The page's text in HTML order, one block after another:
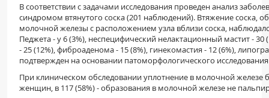
В соответствии с задачами исследования проведен анализ
синдромом втянутого соска (201 наблюдений). Втяжение соска,
молочной железы с расположением узла вблизи соска,
Педжета - у 6 (3%), неспецифический нелактационный мастит - 30
- 25 (12%), фиброаденома - 15 (8%), гинекомастия - 12 (6%),
подтвержден на основании патоморфологического
При клиническом обследовании уплотнение в молочной железе
женщин, в 117 (58%) - образования в молочной железе не